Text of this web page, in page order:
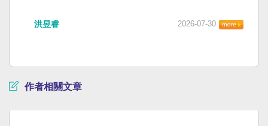
洪昱睿 2026-07-30
作者相關文章